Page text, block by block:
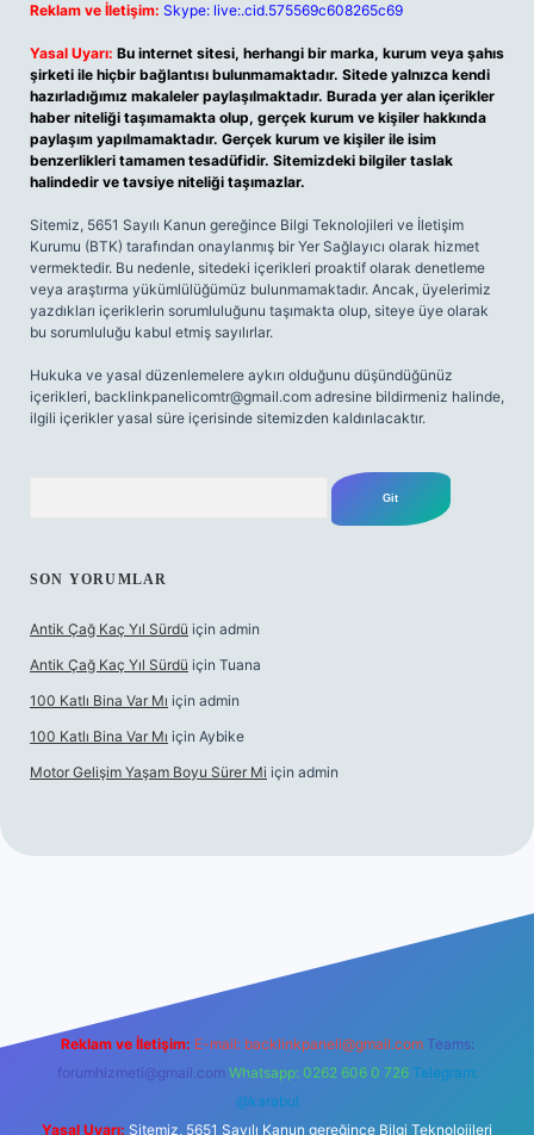
Reklam ve İletişim: Skype: live:.cid.575569c608265c69
Yasal Uyarı: Bu internet sitesi, herhangi bir marka, kurum veya şahıs
şirketi ile hiçbir bağlantısı bulunmamaktadır. Sitede yalnızca kendi
hazırladığımız makaleler paylaşılmaktadır. Burada yer alan içerikler
haber niteliği taşımamakta olup, gerçek kurum ve kişiler hakkında
paylaşım yapılmamaktadır. Gerçek kurum ve kişiler ile isim
benzerlikleri tamamen tesadüfidir. Sitemizdeki bilgiler taslak
halindedir ve tavsiye niteliği taşımazlar.
Sitemiz, 5651 Sayılı Kanun gereğince Bilgi Teknolojileri ve İletişim
Kurumu (BTK) tarafından onaylanmış bir Yer Sağlayıcı olarak hizmet
vermektedir. Bu nedenle, sitedeki içerikleri proaktif olarak denetleme
veya araştırma yükümlülüğümüz bulunmamaktadır. Ancak, üyelerimiz
yazdıkları içeriklerin sorumluluğunu taşımakta olup, siteye üye olarak
bu sorumluluğu kabul etmiş sayılırlar.
Hukuka ve yasal düzenlemelere aykırı olduğunu düşündüğünüz
içerikleri, backlinkpanelicomtr@gmail.com adresine bildirmeniz halinde,
ilgili içerikler yasal süre içerisinde sitemizden kaldırılacaktır.
SON YORUMLAR
Antik Çağ Kaç Yıl Sürdü için admin
Antik Çağ Kaç Yıl Sürdü için Tuana
100 Katlı Bina Var Mı için admin
100 Katlı Bina Var Mı için Aybike
Motor Gelişim Yaşam Boyu Sürer Mi için admin
Reklam ve İletişim: E-mail: backlinkpaneli@gmail.com Teams:
forumhizmeti@gmail.com Whatsapp: 0262 606 0 726 Telegram:
@karabul
Yasal Uyarı: Sitemiz, 5651 Sayılı Kanun gereğince Bilgi Teknolojileri